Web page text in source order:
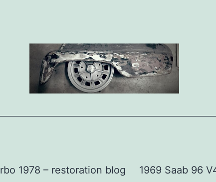
1978 – restoration blog 1969 Saab 96